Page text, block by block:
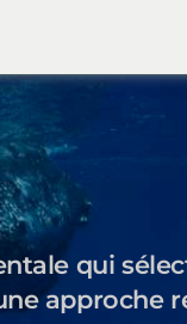
qui
approche